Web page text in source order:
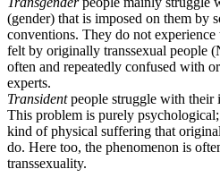
(gender) that is imposed on them by
conventions. They do not
felt by originally transsexual people
often and repeatedly confused with
experts.
Transidentpeople struggle with their
This problem is purely
kind of physical suffering that
do. Here too, the phenomenon is
transsexuality.